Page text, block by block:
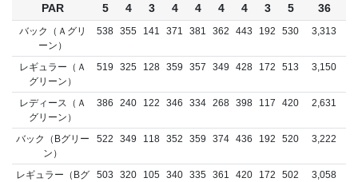
PAR
5 4 3 4 4 4 4 3 5 36
バック（Ａグリ
ーン）
538 355 141 371 381 362 443 192 530 3,313
レギュラー（Ａ
グリーン）
519 325 128 359 357 349 428 172 513 3,150
レディース（Ａ
グリーン）
386 240 122 346 334 268 398 117 420 2,631
バック（Bグリー
ン）
522 349 118 352 359 374 436 192 520 3,222
レギュラー（Bグ
503 320 105 340 335 361 420 172 502 3,058